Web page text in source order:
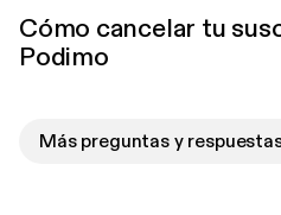
Cómo cancelar tu
Podimo
Más preguntas y